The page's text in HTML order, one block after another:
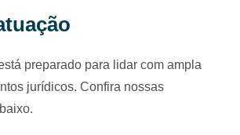
preparado para lidar com ampla
jurídicos. Confira nossas